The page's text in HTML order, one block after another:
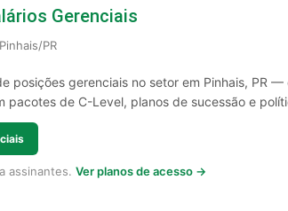
Gerenciais
PR
posições gerenciais no setor em Pinhais, PR —
pacotes de C-Level, planos de sucessão e
assinantes. Ver planos de acesso →